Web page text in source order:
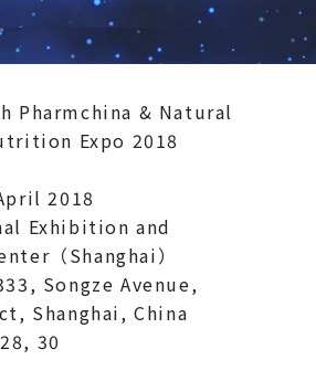
Pharmchina & Natural
Expo 2018
2018
Exhibition and
（Shanghai）
Songze Avenue,
Shanghai, China
30